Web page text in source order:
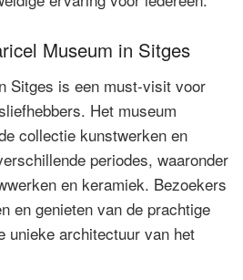
Museum in Sitges
Sitges is een must-visit voor
Het museum
collectie kunstwerken en
periodes, waaronder
en keramiek. Bezoekers
en genieten van de prachtige
unieke architectuur van het